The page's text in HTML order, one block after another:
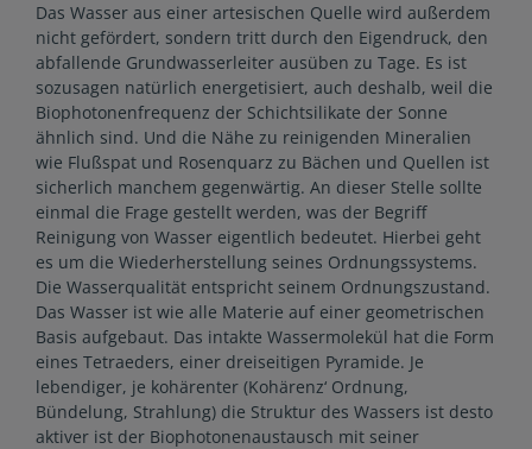
Das Wasser aus einer artesischen Quelle wird außerdem
nicht gefördert, sondern tritt durch den Eigendruck, den
abfallende Grundwasserleiter ausüben zu Tage. Es ist
sozusagen natürlich energetisiert, auch deshalb, weil die
Biophotonenfrequenz der Schichtsilikate der Sonne
ähnlich sind. Und die Nähe zu reinigenden Mineralien
wie Flußspat und Rosenquarz zu Bächen und Quellen ist
sicherlich manchem gegenwärtig. An dieser Stelle sollte
einmal die Frage gestellt werden, was der Begriff
Reinigung von Wasser eigentlich bedeutet. Hierbei geht
es um die Wiederherstellung seines Ordnungssystems.
Die Wasserqualität entspricht seinem Ordnungszustand.
Das Wasser ist wie alle Materie auf einer geometrischen
Basis aufgebaut. Das intakte Wassermolekül hat die Form
eines Tetraeders, einer dreiseitigen Pyramide. Je
lebendiger, je kohärenter (Kohärenz‘ Ordnung,
Bündelung, Strahlung) die Struktur des Wassers ist desto
aktiver ist der Biophotonenaustausch mit seiner